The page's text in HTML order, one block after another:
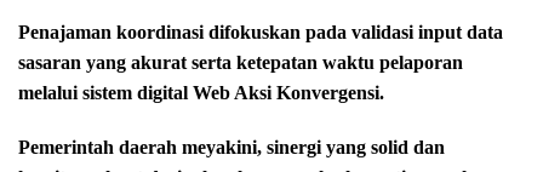
Penajaman koordinasi difokuskan pada validasi input data
sasaran yang akurat serta ketepatan waktu pelaporan
melalui sistem digital Web Aksi Konvergensi.
Pemerintah daerah meyakini, sinergi yang solid dan